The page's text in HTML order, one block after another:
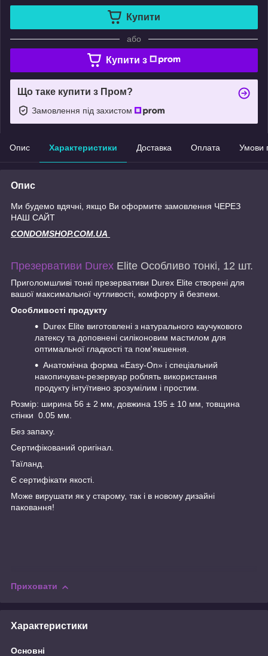
Купити
або
Купити з
Що таке купити з Пром?
Замовлення під захистом
Опис Характеристики Доставка Оплата Умови
Опис
Ми будемо вдячні, якщо Ви оформите замовлення ЧЕРЕЗ
НАШ САЙТ
CONDOMSHOP.COM.UA
Презервативи Durex Elite Особливо тонкі, 12 шт.
Приголомшливі тонкі презервативи Durex Elite створені для
вашої максимальної чутливості, комфорту й безпеки.
Особливості продукту
Durex Elite виготовлені з натурального каучукового
латексу та доповнені силіконовим мастилом для
оптимальної гладкості та пом'якшення.
Анатомічна форма «Easy-On» і спеціальний
накопичувач-резервуар роблять використання
продукту інтуїтивно зрозумілим і простим.
Розмір: ширина 56 ± 2 мм, довжина 195 ± 10 мм, товщина
стінки 0.05 мм.
Без запаху.
Сертифікований оригінал.
Таїланд.
Є сертифікати якості.
Може вирушати як у старому, так і в новому дизайні
паковання!
Приховати
Характеристики
Основні